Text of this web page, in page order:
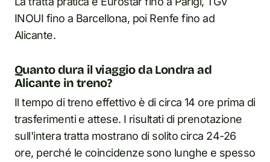
INOUI fino a Barcellona, poi Renfe fino ad
Alicante.
Quanto dura il viaggio da Londra ad
Alicante in treno?
Il tempo di treno effettivo è di circa 14 ore prima di
trasferimenti e attese. I risultati di prenotazione
sull'intera tratta mostrano di solito circa 24-26
ore, perché le coincidenze sono lunghe e spesso